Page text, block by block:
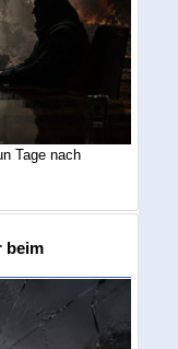
Tage nach
beim